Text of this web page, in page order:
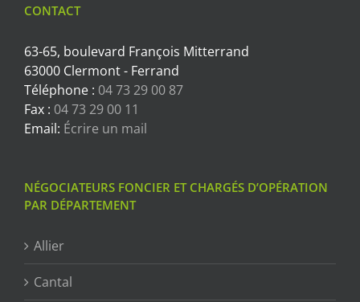
CONTACT
63-65, boulevard François Mitterrand
63000 Clermont - Ferrand
Téléphone : 04 73 29 00 87
Fax : 04 73 29 00 11
Email: Écrire un mail
NÉGOCIATEURS FONCIER ET CHARGÉS D’OPÉRATION
PAR DÉPARTEMENT
Allier
Cantal